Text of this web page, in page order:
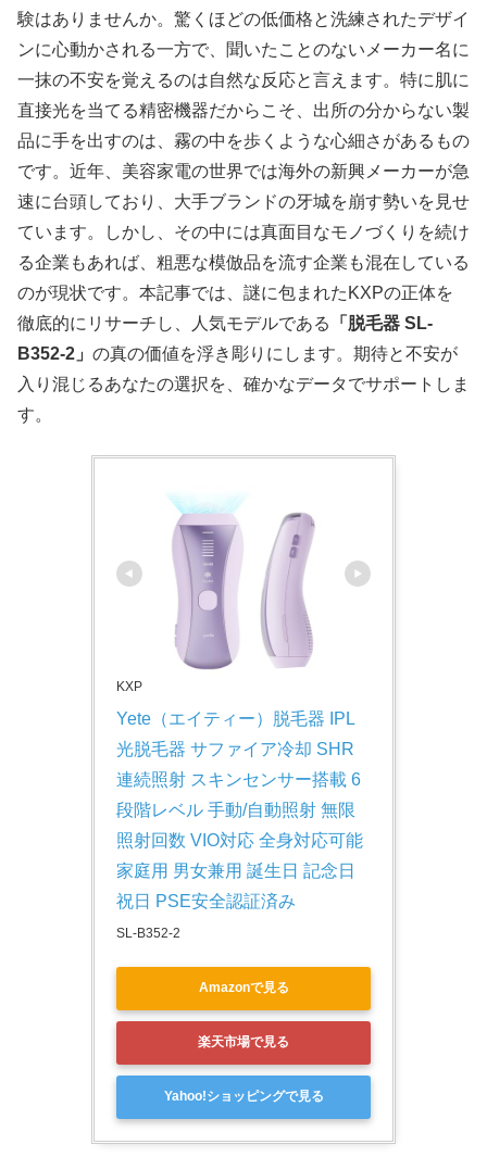
験はありませんか。驚くほどの低価格と洗練されたデザイ
ンに心動かされる一方で、聞いたことのないメーカー名に
一抹の不安を覚えるのは自然な反応と言えます。特に肌に
直接光を当てる精密機器だからこそ、出所の分からない製
品に手を出すのは、霧の中を歩くような心細さがあるもの
です。近年、美容家電の世界では海外の新興メーカーが急
速に台頭しており、大手ブランドの牙城を崩す勢いを見せ
ています。しかし、その中には真面目なモノづくりを続け
る企業もあれば、粗悪な模倣品を流す企業も混在している
のが現状です。本記事では、謎に包まれたKXPの正体を
徹底的にリサーチし、人気モデルである
「脱毛器 SL-
B352-2」 の真の価値を浮き彫りにします。期待と不安が
入り混じるあなたの選択を、確かなデータでサポートしま
す。
KXP
Yete（エイティー）脱毛器 IPL
光脱毛器 サファイア冷却 SHR
連続照射 スキンセンサー搭載 6
段階レベル 手動/自動照射 無限
照射回数 VIO対応 全身対応可能
家庭用 男女兼用 誕生日 記念日
祝日 PSE安全認証済み
SL-B352-2
Amazonで見る
楽天市場で見る
Yahoo!ショッピングで見る